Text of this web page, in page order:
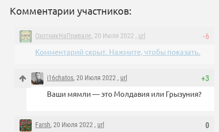
Комментарии участников:
-6
ОхотникНаПривале, 20 Июля 2022 , url
Комментарий скрыт. Нажмите, чтобы показать.
+3
i16chatos, 20 Июля 2022 , url
Ваши мямли — это Молдавия или Грызуния?
0
Farsh, 20 Июля 2022 , url